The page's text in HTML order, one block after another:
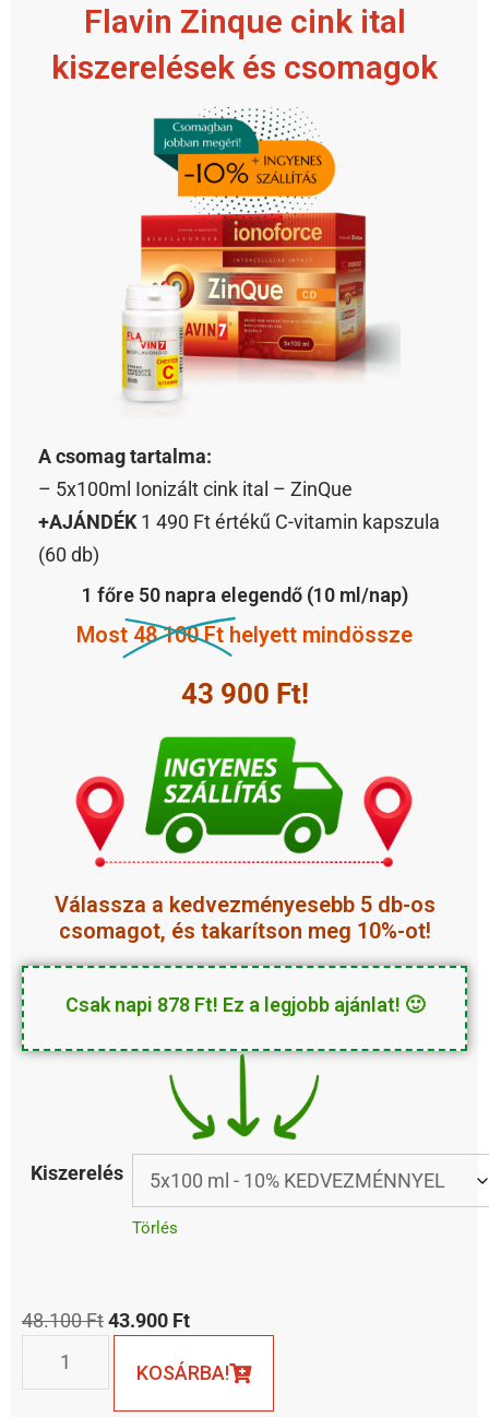
Flavin Zinque cink ital
kiszerelések és csomagok
A csomag tartalma:
– 5x100ml Ionizált cink ital – ZinQue
+AJÁNDÉK1 490 Ft értékű C-vitamin kapszula
(60 db)
1 főre 50 napra elegendő (10 ml/nap)
Most 48 100 Ft helyett mindössze
43 900 Ft!
Válassza a kedvezményesebb
költséghatékonyabb5 db-os
csomagot, és takarítson meg 10%-ot!
Csak napi 878 Ft! Ez a legjobb ajánlat! 🙂
Kiszerelés
Törlés
48.100Ft43.900 Ft
KOSÁRBA!